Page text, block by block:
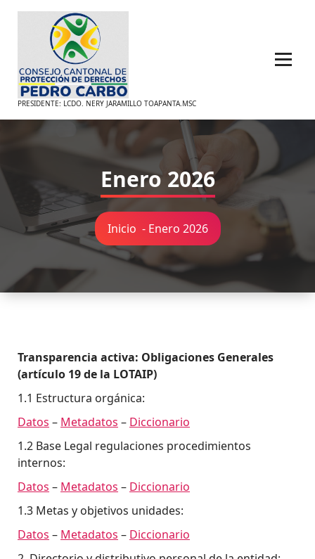
Saltar
contenido
PRESIDENTE: LCDO. NERY JARAMILLO TOAPANTA.MSC
Enero 2026
Inicio - Enero 2026
Transparencia activa: Obligaciones Generales
(artículo 19 de la LOTAIP)
1.1 Estructura orgánica:
Datos – Metadatos – Diccionario
1.2 Base Legal regulaciones procedimientos
internos:
Datos – Metadatos – Diccionario
1.3 Metas y objetivos unidades:
Datos – Metadatos – Diccionario